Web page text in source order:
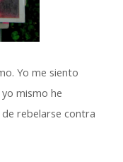
Yo me siento
mismo he
rebelarse contra